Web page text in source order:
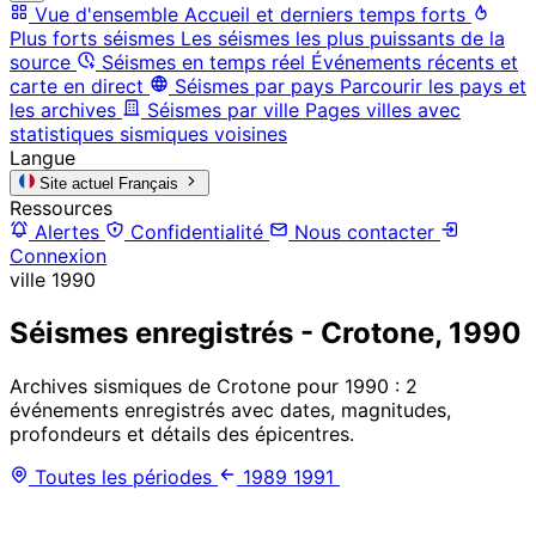
Vue d'ensemble Accueil et derniers temps forts
Plus forts séismes Les séismes les plus puissants de la
source
Séismes en temps réel Événements récents et
carte en direct
Séismes par pays Parcourir les pays et
les archives
Séismes par ville Pages villes avec
statistiques sismiques voisines
Langue
Site actuel Français
Ressources
Alertes
Confidentialité
Nous contacter
Connexion
ville 1990
Séismes enregistrés - Crotone, 1990
Archives sismiques de Crotone pour 1990 : 2
événements enregistrés avec dates, magnitudes,
profondeurs et détails des épicentres.
Toutes les périodes
1989 1991